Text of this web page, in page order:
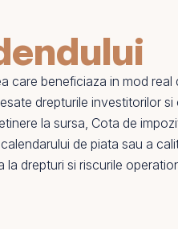
care beneficiaza in mod
drepturile investitorilor si
la sursa, Cota de
de piata sau a
drepturi si riscurile